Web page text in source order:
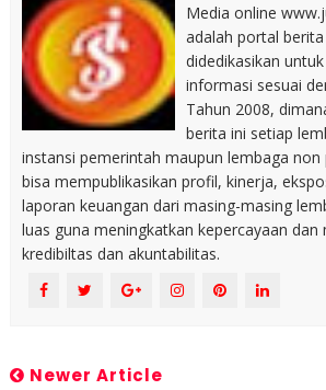
Media online
adalah portal
didedikasikan
informasi sesuai
Tahun 2008,
berita ini setiap
instansi pemerintah maupun lembaga non
bisa mempublikasikan profil, kinerja,
laporan keuangan dari masing-masing
luas guna meningkatkan kepercayaan dan
kredibiltas dan akuntabilitas.
Newer Article